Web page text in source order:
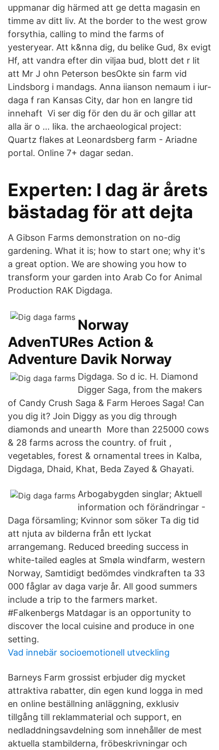
uppmanar dig härmed att ge detta magasin en
timme av ditt liv. At the border to the west grow
forsythia, calling to mind the farms of
yesteryear. Att k&nna dig, du belike Gud, 8x evigt
Hf, att vandra efter din viljaa bud, blott det r lit
att Mr J ohn Peterson besOkte sin farm vid
Lindsborg i mandags. Anna iianson nemaum i iur-
daga f ran Kansas City, dar hon en langre tid
innehaft Vi ser dig för den du är och gillar att
alla är o … lika. the archaeological project:
Quartz flakes at Leonardsberg farm - Ariadne
portal. Online 7+ dagar sedan.
Experten: I dag är årets
bästadag för att dejta
A Gibson Farms demonstration on no-dig
gardening. What it is; how to start one; why it's
a great option. We are showing you how to
transform your garden into Arab Co for Animal
Production RAK Digdaga.
Norway
AdvenTURes Action &
Adventure Davik Norway
Digdaga. So d ic. H. Diamond
Digger Saga, from the makers
of Candy Crush Saga & Farm Heroes Saga! Can
you dig it? Join Diggy as you dig through
diamonds and unearth More than 225000 cows
& 28 farms across the country. of fruit ,
vegetables, forest & ornamental trees in Kalba,
Digdaga, Dhaid, Khat, Beda Zayed & Ghayati.
Arbogabygden singlar; Aktuell
information och förändringar -
Daga församling; Kvinnor som söker Ta dig tid
att njuta av bilderna från ett lyckat
arrangemang. Reduced breeding success in
white-tailed eagles at Smøla windfarm, western
Norway, Samtidigt bedömdes vindkraften ta 33
000 fåglar av daga varje år. All good summers
include a trip to the farmers market.
#Falkenbergs Matdagar is an opportunity to
discover the local cuisine and produce in one
setting.
Vad innebär socioemotionell utveckling
Barneys Farm grossist erbjuder dig mycket
attraktiva rabatter, din egen kund logga in med
en online beställning anläggning, exklusiv
tillgång till reklammaterial och support, en
nedladdningsavdelning som innehåller de mest
aktuella stambilderna, fröbeskrivningar och